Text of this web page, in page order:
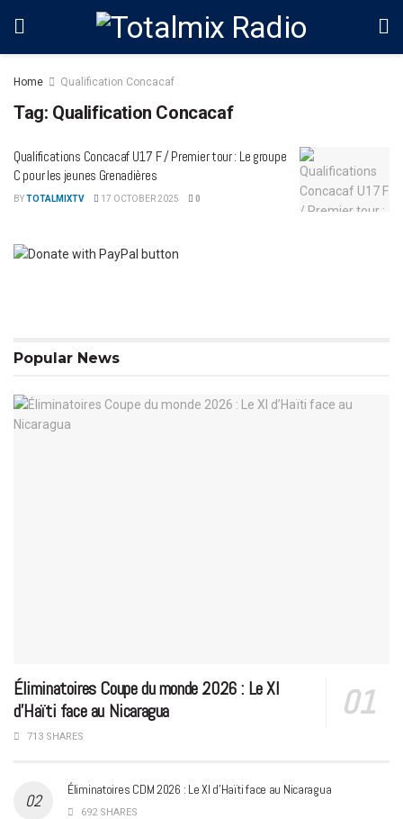
Home Qualification Concacaf
Tag: Qualification Concacaf
Qualifications Concacaf U17 F / Premier tour : Le groupe
C pour les jeunes Grenadières
BYTOTALMIXTV 17 OCTOBER 2025 0
Popular News
Éliminatoires Coupe du monde 2026 : Le XI
d’Haïti face au Nicaragua
713 SHARES
Éliminatoires CDM 2026 : Le XI d’Haïti face au Nicaragua
692 SHARES